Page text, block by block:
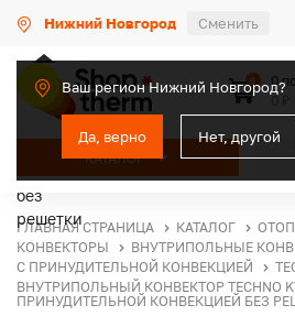
Нижний Новгород Сменить
Ваш регион Нижний Новгород?
Да, верно Нет, другой
КАТАЛОГ
0
0
ГЛАВНАЯ СТРАНИЦА КАТАЛОГ
КОНВЕКТОРЫ
ВНУТРИПОЛЬНЫЕ
С ПРИНУДИТЕЛЬНОЙ КОНВЕКЦИЕЙ
ВНУТРИПОЛЬНЫЙ КОНВЕКТОР TECHNO
ПРИНУДИТЕЛЬНОЙ КОНВЕКЦИЕЙ БЕЗ